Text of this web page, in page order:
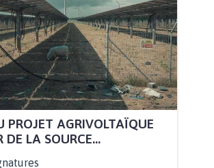
PROJET AGRIVOLTAÏQUE
DE LA SOURCE...